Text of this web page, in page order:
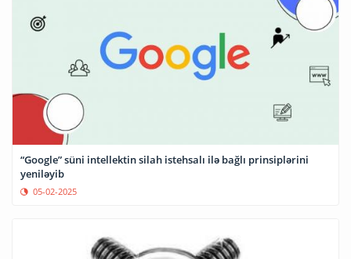
“Google” süni intellektin silah istehsalı ilə bağlı prinsiplərini
yeniləyib
05-02-2025